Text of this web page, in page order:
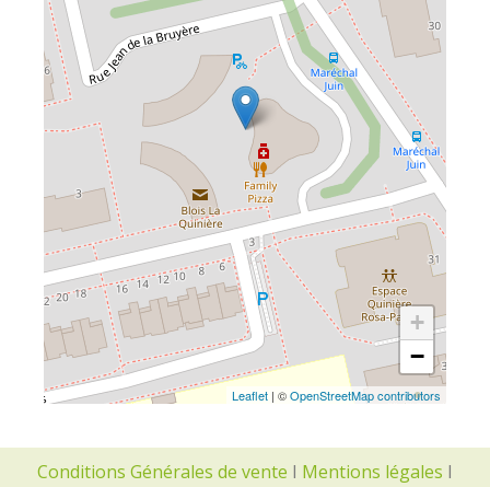
+
−
Leaflet | ©OpenStreetMap contributors
Conditions Générales de vente I Mentions légales I